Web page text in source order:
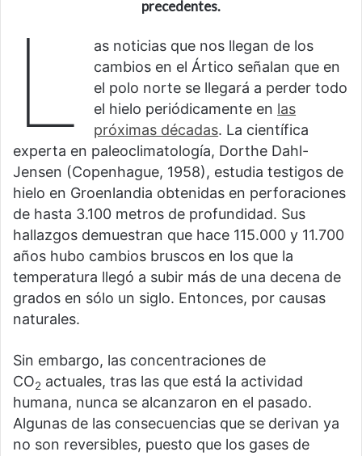
precedentes.
L
as noticias que nos llegan de los
cambios en el Ártico señalan que en
el polo norte se llegará a perder todo
el hielo periódicamente en las
próximas décadas. La científica
experta en paleoclimatología, Dorthe Dahl-
Jensen (Copenhague, 1958), estudia testigos de
hielo en Groenlandia obtenidas en perforaciones
de hasta 3.100 metros de profundidad. Sus
hallazgos demuestran que hace 115.000 y 11.700
años hubo cambios bruscos en los que la
temperatura llegó a subir más de una decena de
grados en sólo un siglo. Entonces, por causas
naturales.
Sin embargo, las concentraciones de
CO2 actuales, tras las que está la actividad
humana, nunca se alcanzaron en el pasado.
Algunas de las consecuencias que se derivan ya
no son reversibles, puesto que los gases de